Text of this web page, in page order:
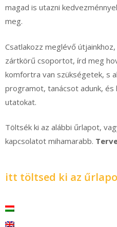
magad is utazni
meg.
Csatlakozz meglévő
zártkörű csoportot, írd meg
komfortra van szükségetek, s
programot, tanácsot adunk, és
utatokat.
Töltsék ki az alábbi űrlapot,
kapcsolatot mihamarabb.
itt töltsed ki az